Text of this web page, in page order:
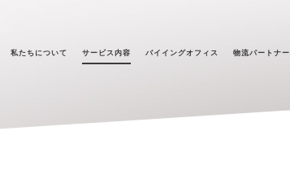
私たちについて サービス内容 バイイングオフィス 物流パートナー